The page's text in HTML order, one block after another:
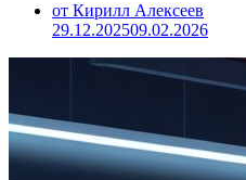
от Кирилл Алексеев
29.12.202509.02.2026